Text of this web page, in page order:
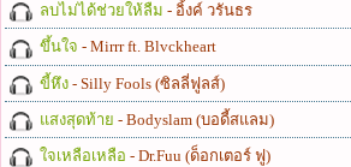
ลบไม่ได้ช่วยให้ลืม - อิ้งค์ วรันธร
ขึ้นใจ - Mirrr ft. Blvckheart
ขี้หึง - Silly Fools (ซิลลี่ฟูลส์)
แสงสุดท้าย - Bodyslam (บอดี้สแลม)
ใจเหลือเหลือ - Dr.Fuu (ด็อกเตอร์ ฟู)